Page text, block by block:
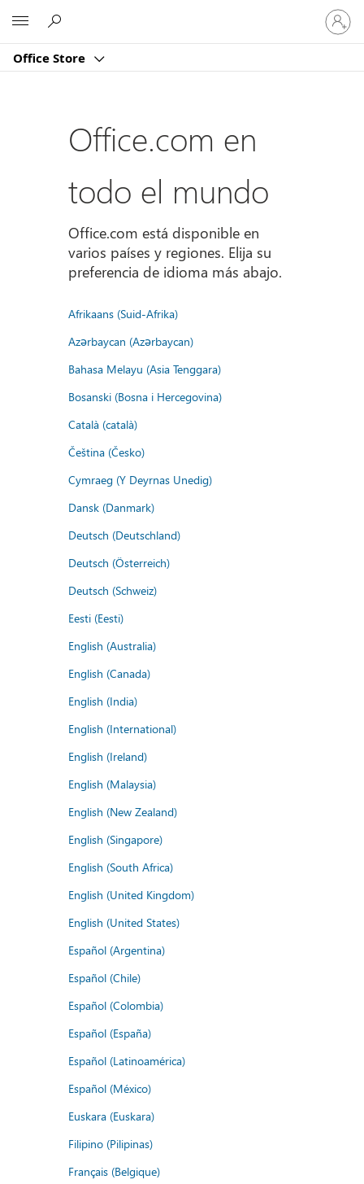
Office Store
Iniciar
sesión
en
cuenta
Office.com en
todo el mundo
Office.com está disponible en
varios países y regiones. Elija su
preferencia de idioma más abajo.
Afrikaans (Suid-Afrika)
Azərbaycan (Azərbaycan)
Bahasa Melayu (Asia Tenggara)
Bosanski (Bosna i Hercegovina)
Català (català)
Čeština (Česko)
Cymraeg (Y Deyrnas Unedig)
Dansk (Danmark)
Deutsch (Deutschland)
Deutsch (Österreich)
Deutsch (Schweiz)
Eesti (Eesti)
English (Australia)
English (Canada)
English (India)
English (International)
English (Ireland)
English (Malaysia)
English (New Zealand)
English (Singapore)
English (South Africa)
English (United Kingdom)
English (United States)
Español (Argentina)
Español (Chile)
Español (Colombia)
Español (España)
Español (Latinoamérica)
Español (México)
Euskara (Euskara)
Filipino (Pilipinas)
Français (Belgique)